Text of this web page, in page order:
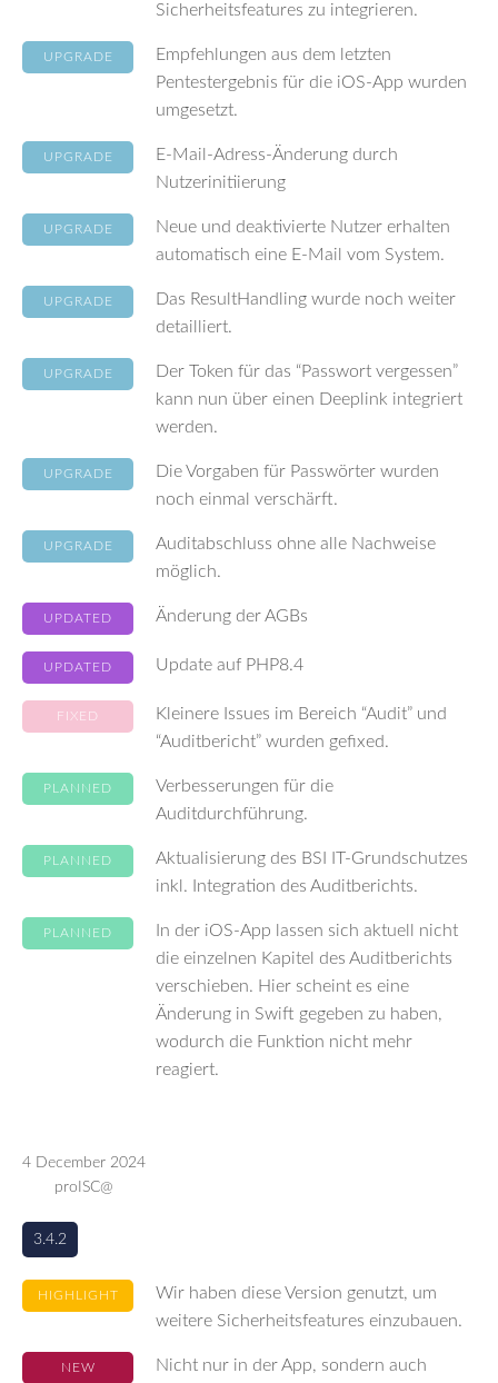
Sicherheitsfeatures zu integrieren.
UPGRADE
Empfehlungen aus dem letzten
Pentestergebnis für die iOS-App wurden
umgesetzt.
UPGRADE
E-Mail-Adress-Änderung durch
Nutzerinitiierung
UPGRADE
Neue und deaktivierte Nutzer erhalten
automatisch eine E-Mail vom System.
UPGRADE
Das ResultHandling wurde noch weiter
detailliert.
UPGRADE
Der Token für das “Passwort vergessen”
kann nun über einen Deeplink integriert
werden.
UPGRADE
Die Vorgaben für Passwörter wurden
noch einmal verschärft.
UPGRADE
Auditabschluss ohne alle Nachweise
möglich.
UPDATED Änderung der AGBs
UPDATED Update auf PHP8.4
FIXED
Kleinere Issues im Bereich “Audit” und
“Auditbericht” wurden gefixed.
PLANNED
Verbesserungen für die
Auditdurchführung.
PLANNED
Aktualisierung des BSI IT-Grundschutzes
inkl. Integration des Auditberichts.
PLANNED
In der iOS-App lassen sich aktuell nicht
die einzelnen Kapitel des Auditberichts
verschieben. Hier scheint es eine
Änderung in Swift gegeben zu haben,
wodurch die Funktion nicht mehr
reagiert.
4 December 2024
proISC@
3.4.2
HIGHLIGHT
Wir haben diese Version genutzt, um
weitere Sicherheitsfeatures einzubauen.
NEW
Nicht nur in der App, sondern auch